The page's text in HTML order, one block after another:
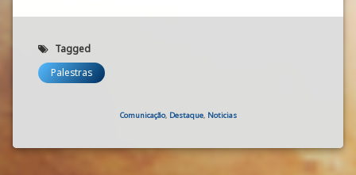
Tagged
Palestras
Categories:
Comunicação, Destaque, Noticias